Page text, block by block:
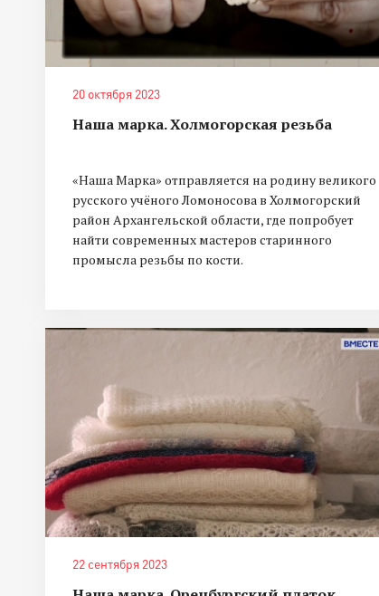
20 октября 2023
Наша марка. Холмогорская резьба
«Наша Марка» отправляется на родину великого
русского учёного Ломоносова в Холмогорский
район Архангельской области, где попробует
найти современных мастеров старинного
промысла резьбы по кости.
22 сентября 2023